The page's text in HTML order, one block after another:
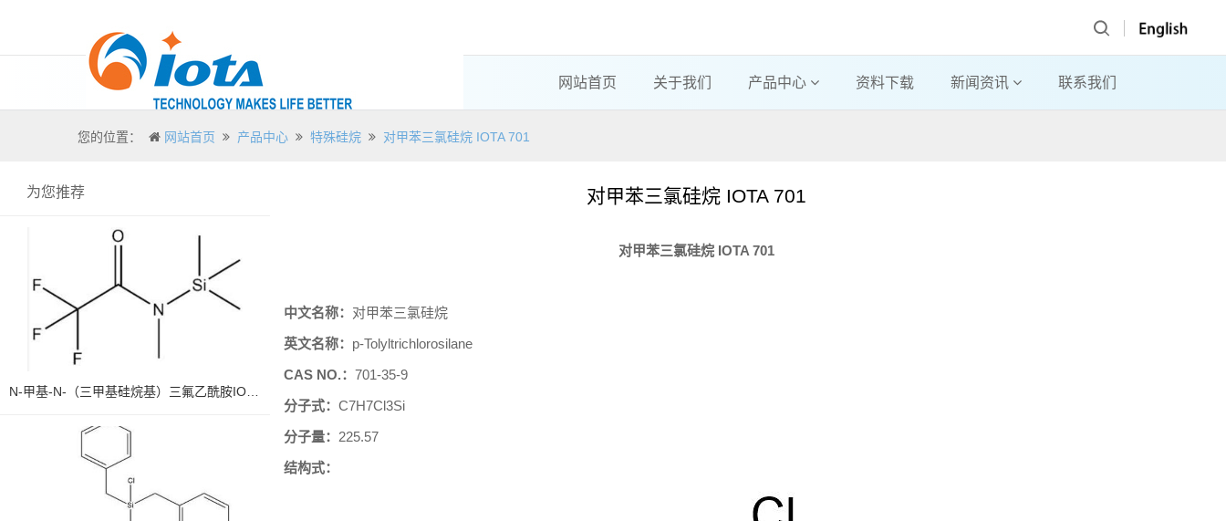
网站首页 关于我们 产品中心 资料下载 新闻资讯 联系我们
您的位置： 网站首页 产品中心 特殊硅烷 对甲苯三氯硅烷 IOTA 701
为您推荐 对甲苯三氯硅烷 IOTA 701
对甲苯三氯硅烷 IOTA 701
中文名称： 对甲苯三氯硅烷
英文名称： p-Tolyltrichlorosilane
CAS NO.： 701-35-9
分子式： C7H7Cl3Si
分子量： 225.57
结构式：